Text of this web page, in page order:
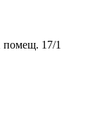
помещ. 17/1